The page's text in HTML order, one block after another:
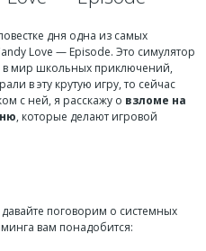
дня одна из самых
Love — Episode. Это симулятор
в мир школьных приключений,
в эту крутую игру, то сейчас
с ней, я расскажу о взломе на
, которые делают игровой
поговорим о системных
вам понадобится: